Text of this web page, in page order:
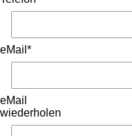
eMail*
eMail
wiederholen